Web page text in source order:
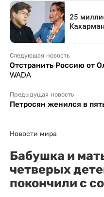
Следующая новость
Отстранить Россию от
WADA
Предыдущая новость
Петросян женился в
Новости мира
Бабушка и
четверых
покончили с